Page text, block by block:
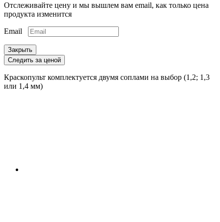
Отслеживайте цену и мы вышлем вам email, как только цена
продукта изменится
Email
Закрыть
Следить за ценой
Краскопульт комплектуется двумя соплами на выбор (1,2; 1,3
или 1,4 мм)